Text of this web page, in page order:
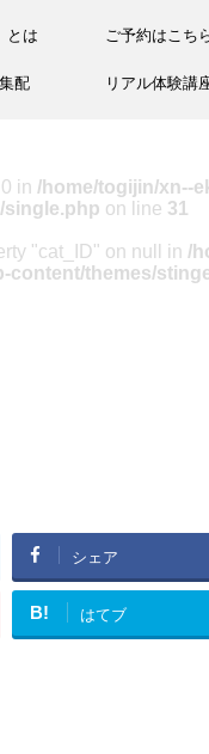
とは ご予約はこち
配 リアル体験講
in /home/togijin/xn--
single.php on line 31
"cat_ID" on null in /
content/themes/
シェア
B! はてブ